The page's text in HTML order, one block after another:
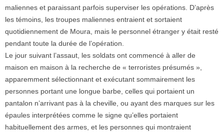
maliennes et paraissant parfois superviser les opérations. D’après
les témoins, les troupes maliennes entraient et sortaient
quotidiennement de Moura, mais le personnel étranger y était resté
pendant toute la durée de l’opération.
Le jour suivant l’assaut, les soldats ont commencé à aller de
maison en maison à la recherche de « terroristes présumés »,
apparemment sélectionnant et exécutant sommairement les
personnes portant une longue barbe, celles qui portaient un
pantalon n’arrivant pas à la cheville, ou ayant des marques sur les
épaules interprétées comme le signe qu’elles portaient
habituellement des armes, et les personnes qui montraient